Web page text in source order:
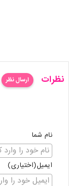
نظرات ارسال نظر
نام شما
ایمیل(اختیاری)